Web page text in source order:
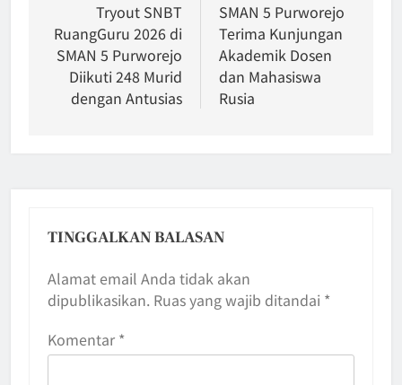
Tryout SNBT
RuangGuru 2026 di
SMAN 5 Purworejo
Diikuti 248 Murid
dengan Antusias
SMAN 5 Purworejo
Terima Kunjungan
Akademik Dosen
dan Mahasiswa
Rusia
TINGGALKAN BALASAN
Alamat email Anda tidak akan
dipublikasikan. Ruas yang wajib ditandai *
Komentar *